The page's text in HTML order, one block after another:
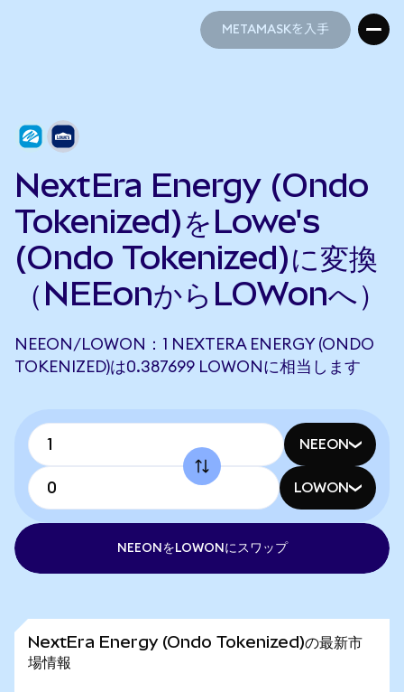
METAMASKを入手
NextEra Energy (Ondo
Tokenized)をLowe's
(Ondo Tokenized)に変換
（NEEonからLOWonへ）
NEEON/LOWON：1 NEXTERA ENERGY (ONDO
TOKENIZED)は0.387699 LOWONに相当します
NEEON
LOWON
NEEONをLOWONにスワップ
NextEra Energy (Ondo Tokenized)の最新市
場情報